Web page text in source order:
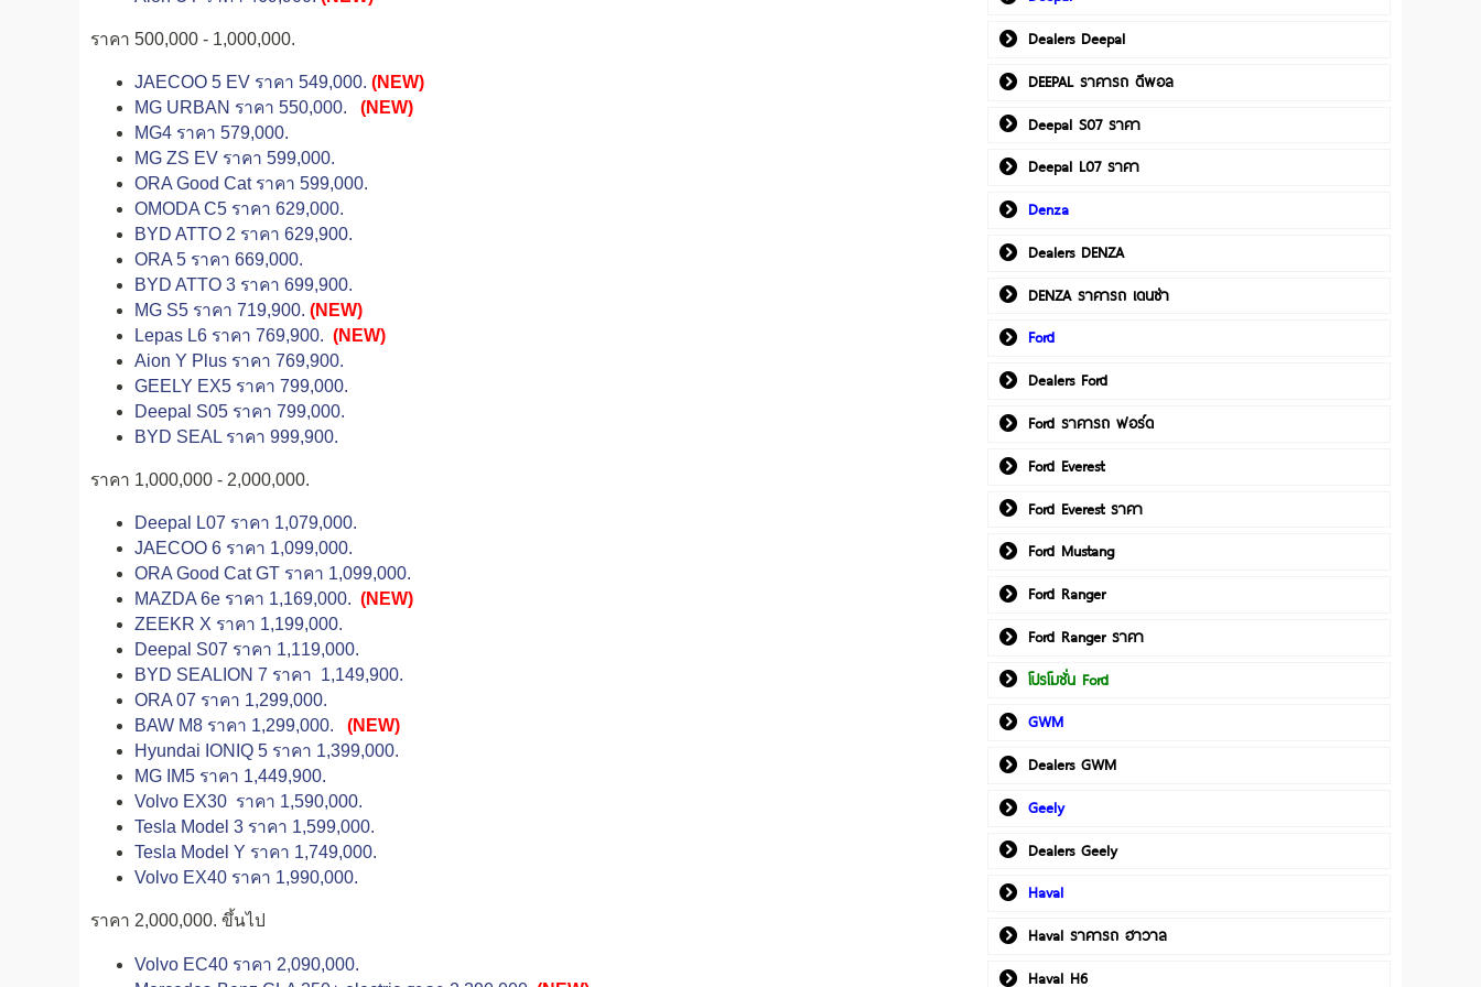
ราคา 500,000 - 1,000,000.
JAECOO 5 EV ราคา 549,000. (NEW)
MG URBAN ราคา 550,000.
(NEW)
MG4 ราคา 579,000.
MG ZS EV ราคา 599,000.
ORA Good Cat ราคา 599,000.
OMODA C5 ราคา 629,000.
BYD ATTO 2 ราคา 629,900.
ORA 5 ราคา 669,000.
BYD ATTO 3 ราคา 699,900.
MG S5 ราคา 719,900. (NEW)
Lepas L6 ราคา 769,900. (NEW)
Aion Y Plus ราคา 769,900.
GEELY EX5 ราคา 799,000.
Deepal S05 ราคา 799,000.
BYD SEAL ราคา 999,900.
ราคา 1,000,000 - 2,000,000.
Deepal L07 ราคา 1,079,000.
JAECOO 6 ราคา 1,099,000.
ORA Good Cat GT ราคา 1,099,000.
MAZDA 6e ราคา 1,169,000. (NEW)
ZEEKR X ราคา 1,199,000.
Deepal S07 ราคา 1,119,000.
BYD SEALION 7 ราคา 1,149,900.
ORA 07 ราคา 1,299,000.
BAW M8 ราคา 1,299,000.
(NEW)
Hyundai IONIQ 5 ราคา 1,399,000.
MG IM5 ราคา 1,449,900.
Volvo EX30 ราคา 1,590,000.
Tesla Model 3 ราคา 1,599,000.
Tesla Model Y ราคา 1,749,000.
Volvo EX40 ราคา 1,990,000.
ราคา 2,000,000. ขึ้นไป
Volvo EC40 ราคา 2,090,000.
Dealers Deepal
DEEPAL ราคารถ ดีพอล
Deepal S07 ราคา
Deepal L07 ราคา
Denza
Dealers DENZA
DENZA ราคารถ เดนซ่า
Ford
Dealers Ford
Ford ราคารถ ฟอร์ด
Ford Everest
Ford Everest ราคา
Ford Mustang
Ford Ranger
Ford Ranger ราคา
โปรโมชั่น Ford
GWM
Dealers GWM
Geely
Dealers Geely
Haval
Haval ราคารถ ฮาวาล
Haval H6